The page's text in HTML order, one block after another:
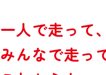
コーポレートスポ
野球部
女子卓球部（日本
トピックス
一人で走っ て、
みんなで走っ